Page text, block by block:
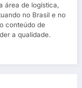
área de logística,
no Brasil e no
conteúdo de
a qualidade.